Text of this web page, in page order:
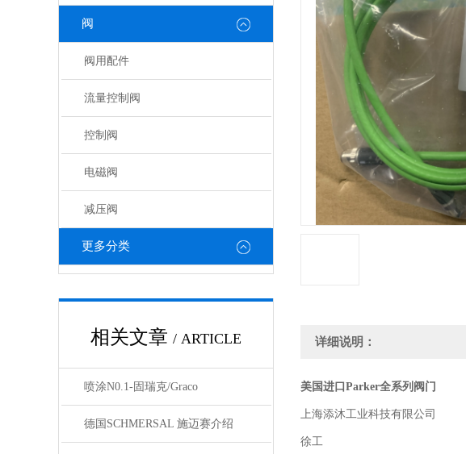
阀
阀用配件
流量控制阀
控制阀
电磁阀
减压阀
更多分类
相关文章 / ARTICLE
喷涂N0.1-固瑞克/Graco
德国SCHMERSAL 施迈赛介绍
详细说明：
美国进口Parker全系列阀门
上海添沐工业科技有限公司
徐工